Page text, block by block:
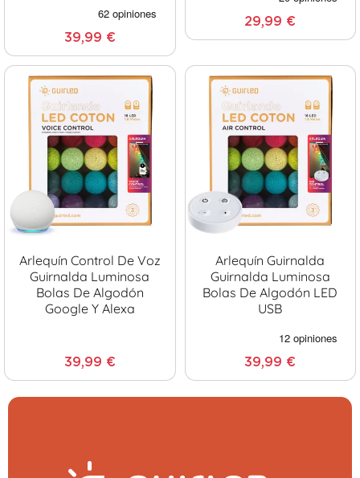
39,99 €
29,99 €
Arlequín Control De Voz
Guirnalda Luminosa
Bolas De Algodón
Google Y Alexa
39,99 €
Arlequín Guirnalda
Guirnalda Luminosa
Bolas De Algodón LED
USB
39,99 €